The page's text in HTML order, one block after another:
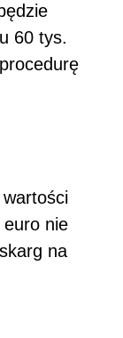
60 tys.
nie
na